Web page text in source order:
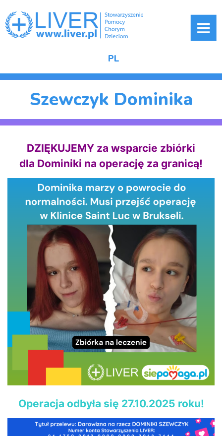
PL
Szewczyk Dominika
DZIĘKUJEMY za wsparcie zbiórki
dla Dominiki na operację za granicą!
Operacja odbyła się 27.10.2025 roku!